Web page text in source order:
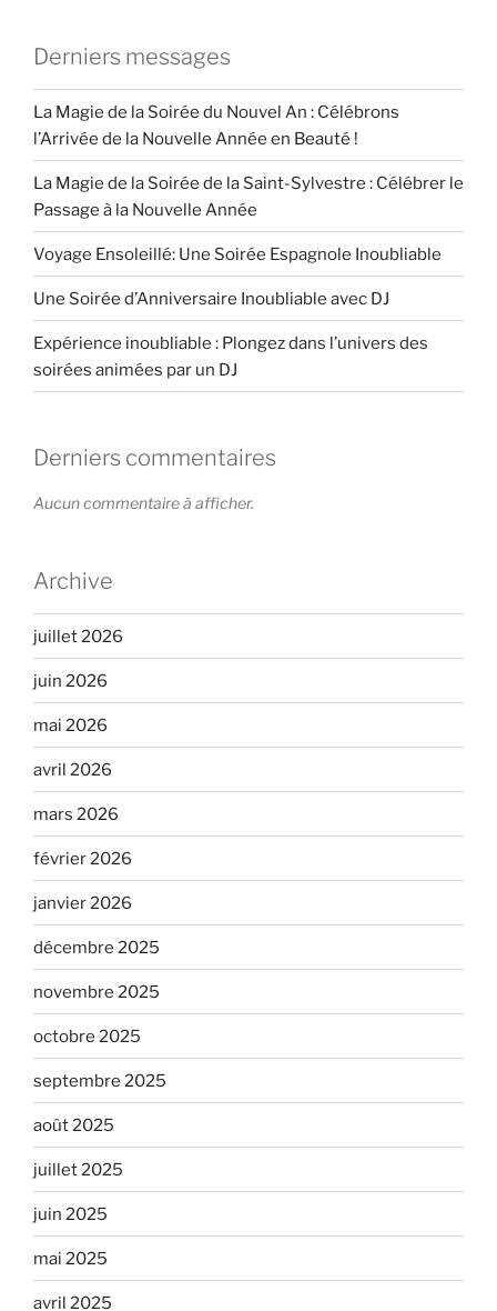
Derniers messages
La Magie de la Soirée du Nouvel An : Célébrons
l’Arrivée de la Nouvelle Année en Beauté !
La Magie de la Soirée de la Saint-Sylvestre : Célébrer le
Passage à la Nouvelle Année
Voyage Ensoleillé: Une Soirée Espagnole Inoubliable
Une Soirée d’Anniversaire Inoubliable avec DJ
Expérience inoubliable : Plongez dans l’univers des
soirées animées par un DJ
Derniers commentaires
Aucun commentaire à afficher.
Archive
juillet 2026
juin 2026
mai 2026
avril 2026
mars 2026
février 2026
janvier 2026
décembre 2025
novembre 2025
octobre 2025
septembre 2025
août 2025
juillet 2025
juin 2025
mai 2025
avril 2025